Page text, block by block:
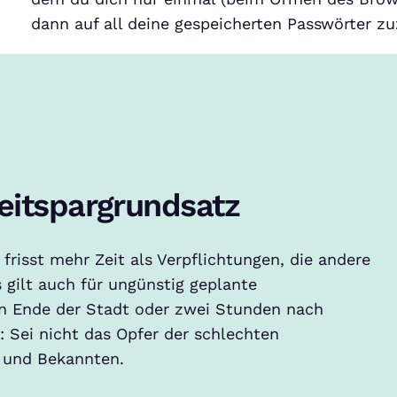
dann auf all deine gespeicherten Passwörter
mehr Zeit als Verpflichtungen, die andere
gilt auch für ungünstig geplante
Ende der Stadt oder zwei Stunden nach
Sei nicht das Opfer der schlechten
Bekannten.